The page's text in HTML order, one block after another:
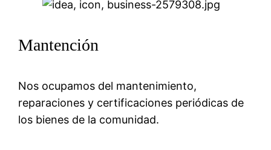
Mantención
Nos ocupamos del mantenimiento,
reparaciones y certificaciones periódicas de
los bienes de la comunidad.